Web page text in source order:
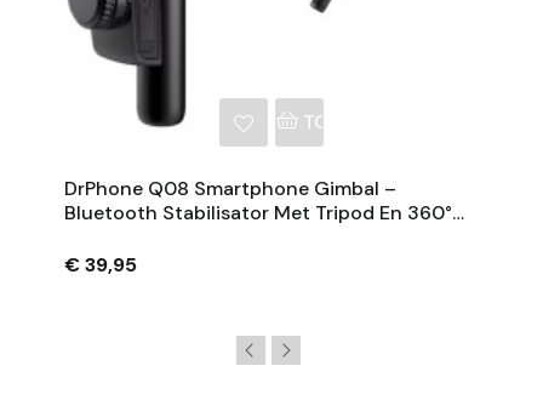
TOEVOEGEN AAN
DrPhone Q08 Smartphone Gimbal –
Bluetooth Stabilisator Met Tripod En 360°
€ 39,95